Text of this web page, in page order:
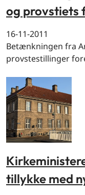
og provstiets
16-11-2011
Betænkningen fra
provstestillinger
tillykke med